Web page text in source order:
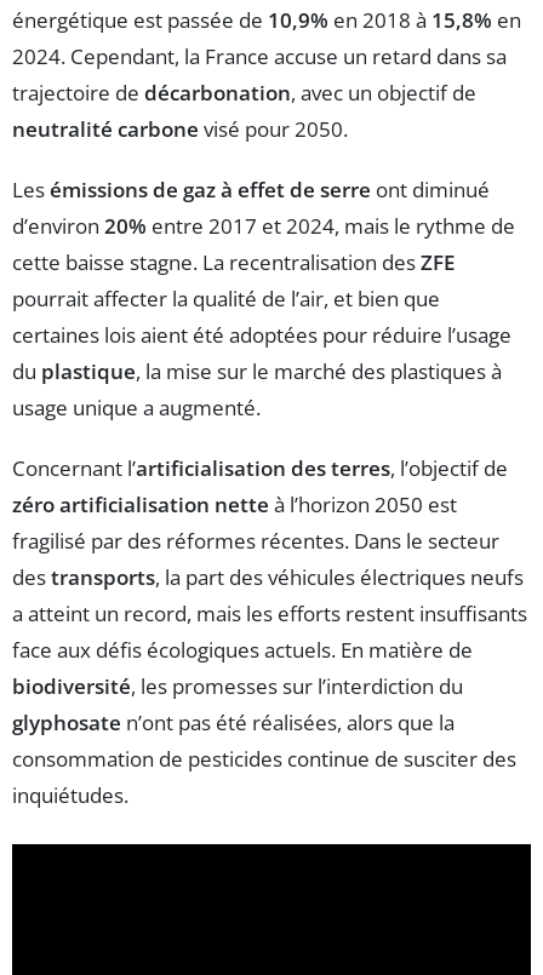
énergétique est passée de 10,9% en 2018 à 15,8% en
2024. Cependant, la France accuse un retard dans sa
trajectoire de décarbonation, avec un objectif de
neutralité carbone visé pour 2050.
Lesémissions de gaz à effet de serre ont diminué
d’environ 20% entre 2017 et 2024, mais le rythme de
cette baisse stagne. La recentralisation desZFE
pourrait affecter la qualité de l’air, et bien que
certaines lois aient été adoptées pour réduire l’usage
du plastique, la mise sur le marché des plastiques à
usage unique a augmenté.
Concernant l’artificialisation des terres, l’objectif de
zéro artificialisation nette à l’horizon 2050 est
fragilisé par des réformes récentes. Dans le secteur
destransports, la part des véhicules électriques neufs
a atteint un record, mais les efforts restent insuffisants
face aux défis écologiques actuels. En matière de
biodiversité, les promesses sur l’interdiction du
glyphosate n’ont pas été réalisées, alors que la
consommation de pesticides continue de susciter des
inquiétudes.